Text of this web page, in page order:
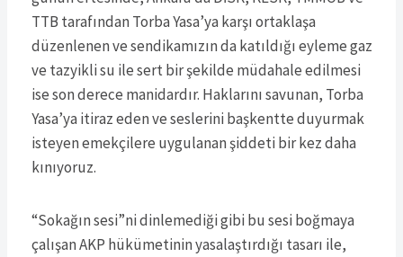
TTB tarafından Torba Yasa’ya karşı ortaklaşa
düzenlenen ve sendikamızın da katıldığı eyleme gaz
ve tazyikli su ile sert bir şekilde müdahale edilmesi
ise son derece manidardır. Haklarını savunan, Torba
Yasa’ya itiraz eden ve seslerini başkentte duyurmak
isteyen emekçilere uygulanan şiddeti bir kez daha
kınıyoruz.
“Sokağın sesi”ni dinlemediği gibi bu sesi boğmaya
çalışan AKP hükümetinin yasalaştırdığı tasarı ile,